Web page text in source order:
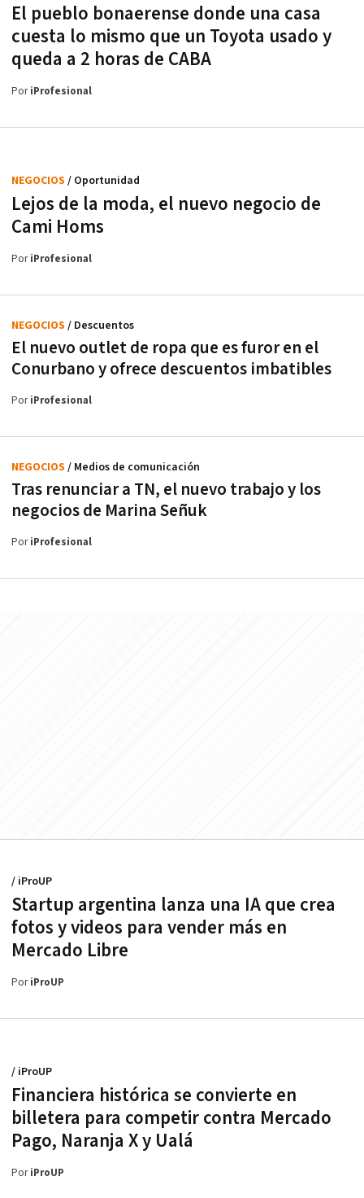
El pueblo bonaerense donde una casa
cuesta lo mismo que un Toyota usado y
queda a 2 horas de CABA
PoriProfesional
Lejos de la moda, el nuevo negocio de
Cami Homs
NEGOCIOS / Oportunidad
PoriProfesional
El nuevo outlet de ropa que es furor en el
Conurbano y ofrece descuentos imbatibles
NEGOCIOS / Descuentos
PoriProfesional
Tras renunciar a TN, el nuevo trabajo y los
negocios de Marina Señuk
NEGOCIOS / Medios de comunicación
PoriProfesional
Startup argentina lanza una IA que crea
fotos y videos para vender más en
Mercado Libre
/ iProUP
PoriProUP
Financiera histórica se convierte en
billetera para competir contra Mercado
Pago, Naranja X y Ualá
/ iProUP
PoriProUP